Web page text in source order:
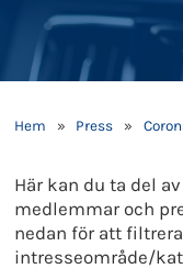
Hem » Press »
Här kan du ta del
medlemmar och
nedan för att
intresseområde/